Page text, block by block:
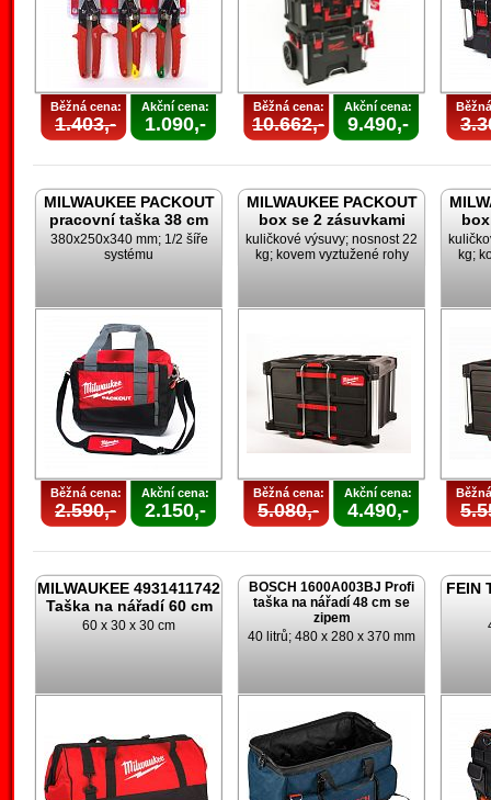
Běžná cena:
1.403,-
Akční cena:
1.090,-
Běžná cena:
10.662,-
Akční cena:
9.490,-
MILWAUKEE PACKOUT
pracovní taška 38 cm
380x250x340 mm; 1/2 šíře
systému
Běžná cena:
2.590,-
Akční cena:
2.150,-
MILWAUKEE PACKOUT
box se 2 zásuvkami
kuličkové výsuvy; nosnost 22
kg; kovem vyztužené rohy
Běžná cena:
5.080,-
Akční cena:
4.490,-
kg;
MILWAUKEE 4931411742
Taška na nářadí 60 cm
60 x 30 x 30 cm
BOSCH 1600A003BJ Profi
taška na nářadí 48 cm se
zipem
40 litrů; 480 x 280 x 370 mm
FEIN